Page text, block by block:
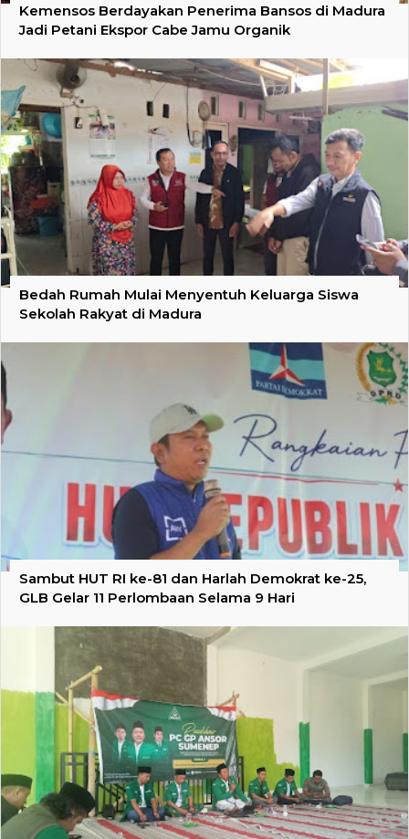
Kemensos Berdayakan Penerima Bansos di Madura
Jadi Petani Ekspor Cabe Jamu Organik
Bedah Rumah Mulai Menyentuh Keluarga Siswa
Sekolah Rakyat di Madura
Sambut HUT RI ke-81 dan Harlah Demokrat ke-25,
GLB Gelar 11 Perlombaan Selama 9 Hari